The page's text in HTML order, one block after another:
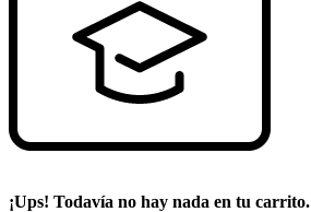
¡Ups! Todavía no hay nada en tu carrito.